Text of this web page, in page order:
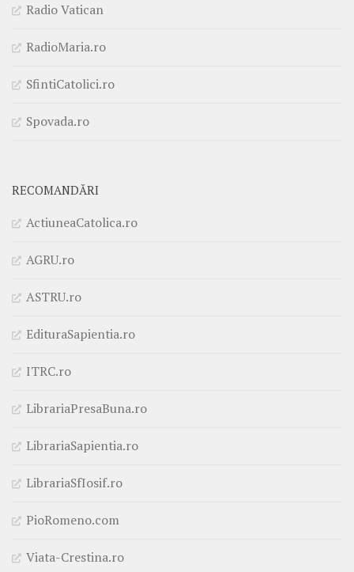
Radio Vatican
RadioMaria.ro
SfintiCatolici.ro
Spovada.ro
RECOMANDĂRI
ActiuneaCatolica.ro
AGRU.ro
ASTRU.ro
EdituraSapientia.ro
ITRC.ro
LibrariaPresaBuna.ro
LibrariaSapientia.ro
LibrariaSfIosif.ro
PioRomeno.com
Viata-Crestina.ro